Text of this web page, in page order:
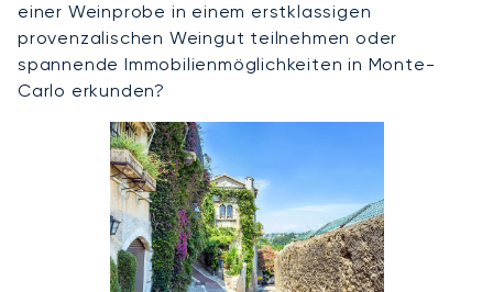
einer Weinprobe in einem erstklassigen
provenzalischen Weingut teilnehmen oder
spannende Immobilienmöglichkeiten in Monte-
Carlo erkunden?